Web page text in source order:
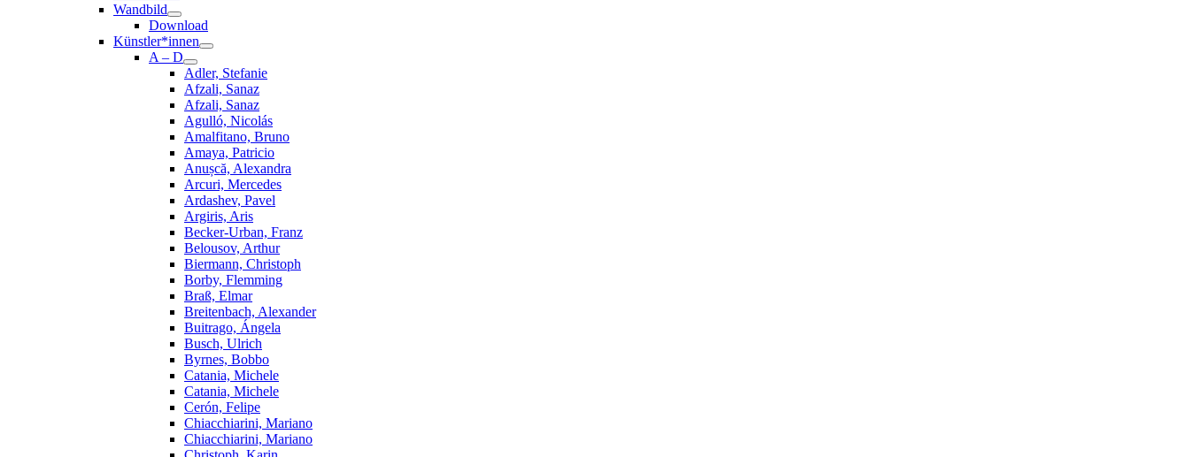
Wandbild
Download
Künstler*innen
A – D
Adler, Stefanie
Afzali, Sanaz
Afzali, Sanaz
Agulló, Nicolás
Amalfitano, Bruno
Amaya, Patricio
Anușcă, Alexandra
Arcuri, Mercedes
Ardashev, Pavel
Argiris, Aris
Becker-Urban, Franz
Belousov, Arthur
Biermann, Christoph
Borby, Flemming
Braß, Elmar
Breitenbach, Alexander
Buitrago, Ángela
Busch, Ulrich
Byrnes, Bobbo
Catania, Michele
Catania, Michele
Cerón, Felipe
Chiacchiarini, Mariano
Chiacchiarini, Mariano